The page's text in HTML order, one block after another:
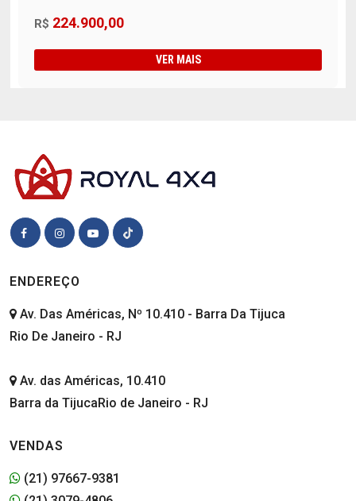
R$ 224.900,00
VER MAIS
ENDEREÇO
Av. Das Américas, Nº 10.410 - Barra Da Tijuca
Rio De Janeiro - RJ
Av. das Américas, 10.410
Barra da TijucaRio de Janeiro - RJ
VENDAS
(21) 97667-9381